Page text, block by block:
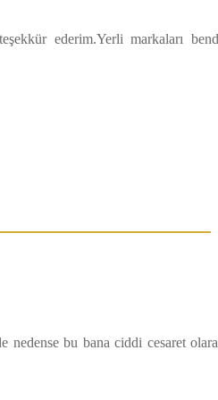
ederim.Yerli markaları
nedense bu bana ciddi cesaret